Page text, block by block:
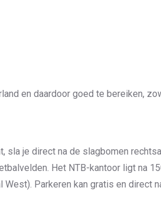
en daardoor goed te bereiken,
sla je direct na de slagbomen
Het NTB-kantoor ligt na
West). Parkeren kan gratis en direct